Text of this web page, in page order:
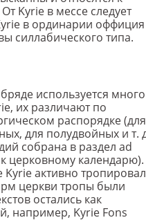
Kyrie в мессе следует
в ординарии
силлабического типа.
используется много
их различают по
распорядке (для
для полудвойных и т.
собрана в раздел ad
церковному календарю).
активно
церкви тропы были
остались как
например, Kyrie Fons